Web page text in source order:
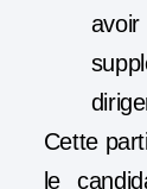
avoir
Cette
le